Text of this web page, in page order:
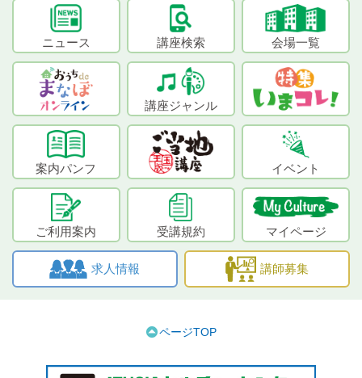
ニュース 講座検索 会場一覧
講座ジャンル
案内パンフ イベント
ご利用案内 受講規約 マイページ
求人情報 講師募集
ページTOP